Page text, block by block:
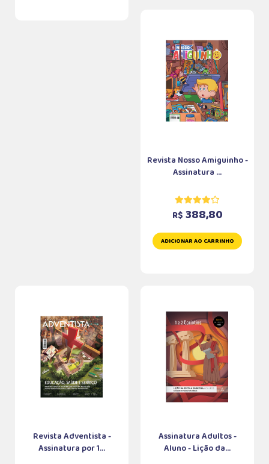
Revista Nosso Amiguinho -
Assinatura ...
R$ 388,80
ADICIONAR AO CARRINHO
Revista Adventista -
Assinatura por 1...
Assinatura Adultos -
Aluno - Lição da...